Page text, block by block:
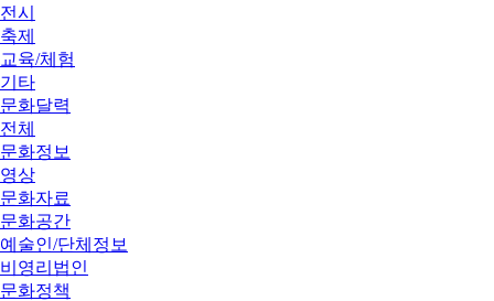
전시
축제
교육/체험
기타
문화달력
전체
문화정보
영상
문화자료
문화공간
예술인/단체정보
비영리법인
문화정책